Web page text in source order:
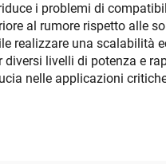
i problemi di
al rumore rispetto alle
realizzare una scalabilità
livelli di potenza e
nelle applicazioni